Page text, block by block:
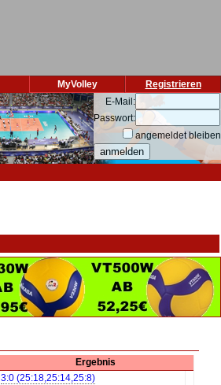
Registrieren
MyVolley
E-Mail:
Passwort:
angemeldet bleiben
Ergebnis
3:0 (25:18,25:14,25:8)